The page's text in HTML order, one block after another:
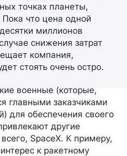
точках планеты,
Пока что цена одной
десятки миллионов
снижения затрат
компания,
стоять очень остро.
военные (которые,
главными заказчиками
для обеспечения своего
другие
SpaceX. К примеру,
к ракетному